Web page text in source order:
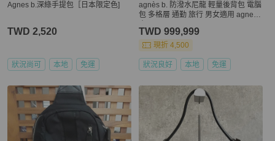
Agnes b.深綠手提包［日本限定色]
TWD 2,520
狀況尚可 本地 免運
agnès b. 防潑水尼龍 輕量後背包 電腦
包 多格層 通勤 旅行 男女適用 agnesb
TWD 999,999
現折 4,500
狀況良好 本地 免運